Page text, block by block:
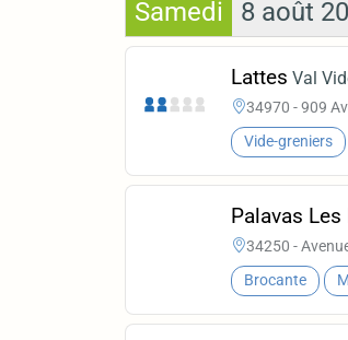
Samedi 8 août
Lattes Val
34970 - 909
Vide-greniers
Palavas
34250 -
Brocante